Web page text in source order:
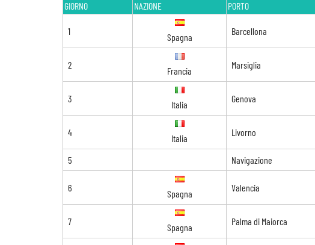
GIORNO NAZIONE PORTO
1
Spagna
Barcellona
2
Francia
Marsiglia
3
Italia
Genova
4
Italia
Livorno
5 Navigazione
6
Spagna
Valencia
7
Spagna
Palma di Maiorca